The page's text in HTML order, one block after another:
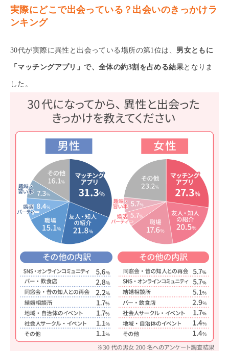
実際にどこで出会っている？出会いのきっかけラ
ンキング
30代が実際に異性と出会っている場所の第1位は、 男女ともに
「マッチングアプリ」で、全体の約3割を占める結果となりま
した。